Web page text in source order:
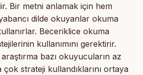
Bir metni anlamak için hem
dilde okuyanlar okuma
Beceriklice okuma
kullanımını gerektirir.
bazı okuyucuların az
çok strateji kullandıklarını ortaya